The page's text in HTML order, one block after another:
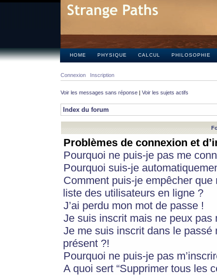
HOME PHYSIQUE CALCUL PHILOSOPHIE
Connexion Inscription
Voir les messages sans réponse | Voir les sujets actifs
Index du forum
Problèmes de connexion et
Pourquoi ne puis-je pas me
Pourquoi suis-je
Comment puis-je empêcher
liste des utilisateurs en ligne ?
J’ai perdu mon mot de passe !
Je suis inscrit mais ne peux pas
Je me suis inscrit dans le
présent ?!
Pourquoi ne puis-je pas
A quoi sert “Supprimer tous les